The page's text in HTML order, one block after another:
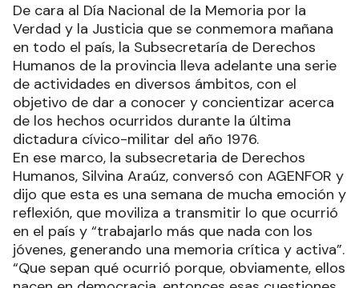
De cara al Día Nacional de la Memoria por la
Verdad y la Justicia que se conmemora mañana
en todo el país, la Subsecretaría de Derechos
Humanos de la provincia lleva adelante una serie
de actividades en diversos ámbitos, con el
objetivo de dar a conocer y concientizar acerca
de los hechos ocurridos durante la última
dictadura cívico-militar del año 1976.
En ese marco, la subsecretaria de Derechos
Humanos, Silvina Araúz, conversó con AGENFOR y
dijo que esta es una semana de mucha emoción y
reflexión, que moviliza a transmitir lo que ocurrió
en el país y “trabajarlo más que nada con los
jóvenes, generando una memoria crítica y activa”.
“Que sepan qué ocurrió porque, obviamente, ellos